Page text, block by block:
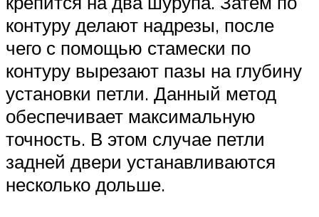
контуру делают надрезы, после
чего с помощью стамески по
контуру вырезают пазы на глубину
установки петли. Данный метод
обеспечивает максимальную
точность. В этом случае петли
задней двери устанавливаются
несколько дольше.